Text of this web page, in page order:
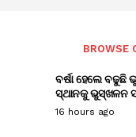
BROWSE
ବର୍ଷା ହେଲେ
ସ୍ଥାନକୁ ଭୁସ୍ଖଳନ
16 hours ago